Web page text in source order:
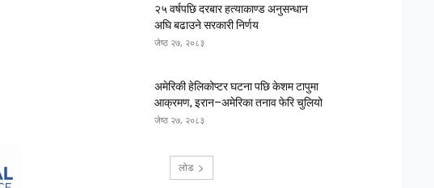
२५ वर्षपछि दरबार हत्याकाण्ड अनुसन्धान
अघि बढाउने सरकारी निर्णय
जेष्ठ २७, २०८३
अमेरिकी हेलिकोप्टर घटना पछि केशम टापुमा
आक्रमण, इरान–अमेरिका तनाव फेरि चुलियो
जेष्ठ २७, २०८३
लोड